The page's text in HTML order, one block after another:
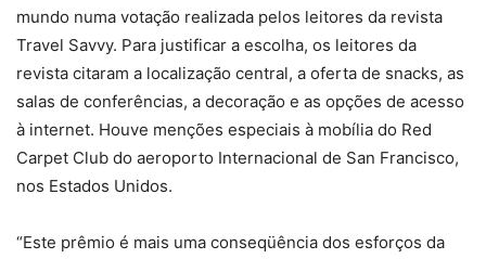
mundo numa votação realizada pelos leitores da revista
Travel Savvy. Para justificar a escolha, os leitores da
revista citaram a localização central, a oferta de snacks, as
salas de conferências, a decoração e as opções de acesso
à internet. Houve menções especiais à mobília do Red
Carpet Club do aeroporto Internacional de San Francisco,
nos Estados Unidos.
“Este prêmio é mais uma conseqüência dos esforços da